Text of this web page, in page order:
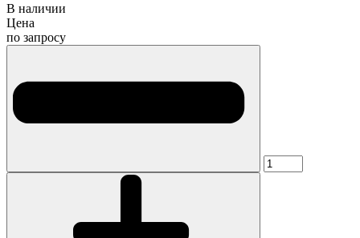
В наличии
Цена
по запросу